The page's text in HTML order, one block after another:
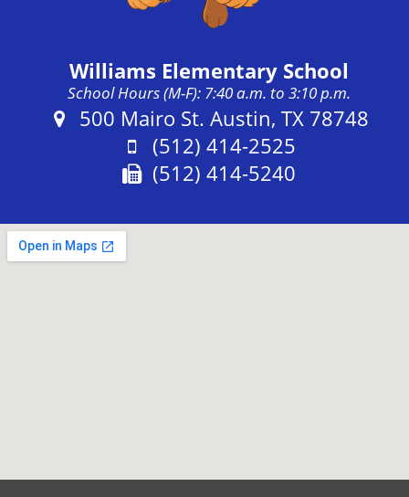
Williams Elementary School
School Hours (M-F): 7:40 a.m. to 3:10 p.m.
Address:
500 Mairo St. Austin, TX 78748
Phone:
(512) 414-2525
Fax:
(512) 414-5240